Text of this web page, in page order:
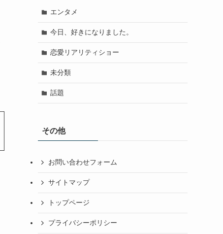
エンタメ
今日、好きになりました。
恋愛リアリティショー
未分類
話題
その他
お問い合わせフォーム
サイトマップ
トップページ
プライバシーポリシー